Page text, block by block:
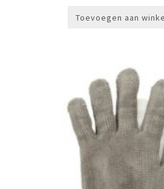
Toevoegen aan